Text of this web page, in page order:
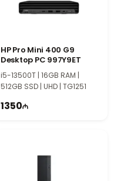
HP Pro Mini 400 G9
Desktop PC 997Y9ET
i5-13500T | 16GB RAM |
512GB SSD | UHD | TG1251
1350